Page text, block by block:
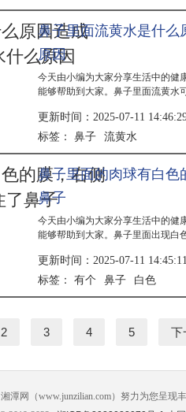
鼻子里面流黄水是什么
原因
今天由小编为大家分享生活中的健
能够帮助到大家。鼻子里面流黄水
因。鼻...
更新时间：2025-07-11
标签： 鼻子 流黄水
鼻子里面的肉球有白色
鼻子
今天由小编为大家分享生活中的健
能够帮助到大家。鼻子里面出现白
疗方法...
更新时间：2025-07-11
标签： 有个 鼻子 白色
2 3 4 5 下
湘潭网（www.junzilian.com）努力为您呈现